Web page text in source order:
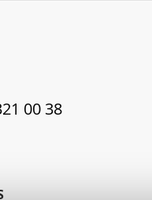
00 38